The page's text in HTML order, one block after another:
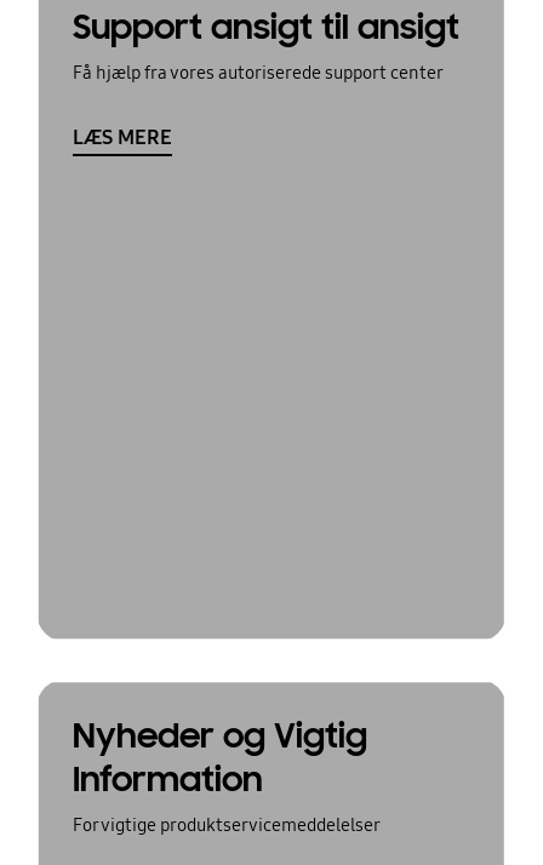
Support ansigt til ansigt
Få hjælp fra vores autoriserede support center
LÆS MERE
Nyheder og Vigtig
Information
For vigtige produktservicemeddelelser